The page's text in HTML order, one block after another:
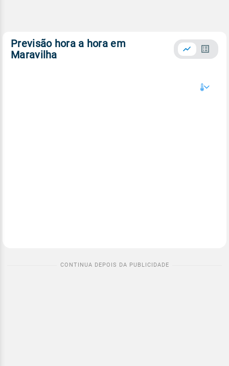
Previsão hora a hora em
Maravilha